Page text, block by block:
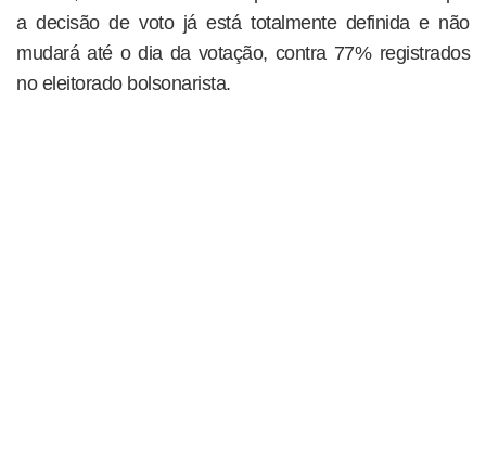
a decisão de voto já está totalmente definida e não
mudará até o dia da votação, contra 77% registrados
no eleitorado bolsonarista.